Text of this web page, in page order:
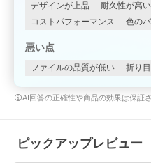
デザインが上品 耐久性が高い
コストパフォーマンス
色の
悪い点
ファイルの品質が低い 折り
AI回答の正確性や商品の効果は保証
ピックアップレビュー